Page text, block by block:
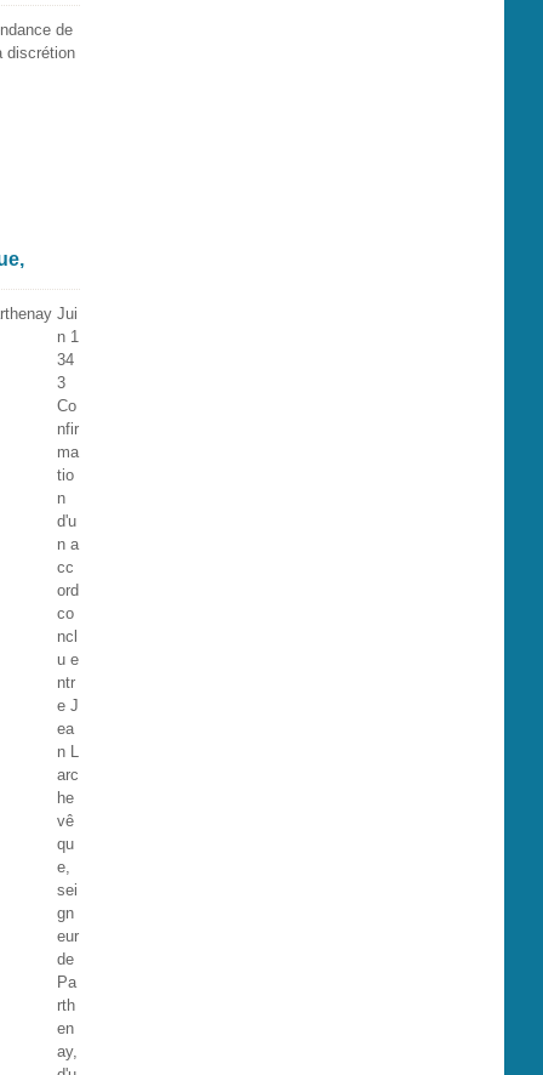
de
discrétion
Jui
n 1
34
3
Co
nfir
ma
tio
n
d'u
n a
cc
ord
co
ncl
u e
ntr
e J
ea
n L
arc
he
vê
qu
e,
sei
gn
eur
de
Pa
rth
en
ay,